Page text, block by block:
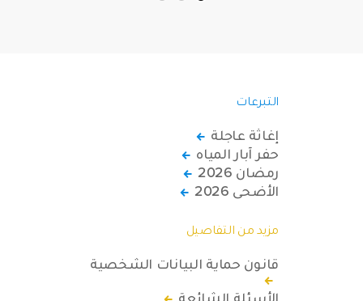
التبرعات
إغاثة عاجلة
حفر آبار المياه
رمضان 2026
الأضحى 2026
مزيد من التفاصيل
قانون حماية البيانات الشخصية